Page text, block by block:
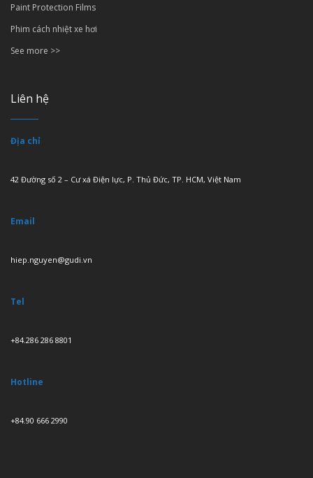
Paint Protection Films
Phim cách nhiệt xe hơi
See more >>
Liên hệ
Địa chỉ
42 Đường số 2 – Cư xá Điện lực, P. Thủ Đức, TP. HCM, Việt Nam
Email
hiep.nguyen@gudi.vn
Tel
+84.286 286 8801
Hotline
+84.90 666 2990